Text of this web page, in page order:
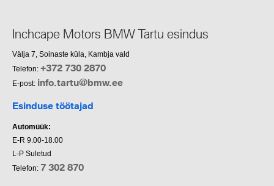
Inchcape Motors BMW Tartu esindus
Välja 7, Soinaste küla, Kambja vald
Telefon: +372 730 2870
E-post: info.tartu@bmw.ee
Esinduse töötajad
Automüük:
E-R 9.00-18.00
L-P Suletud
Telefon: 7 302 870